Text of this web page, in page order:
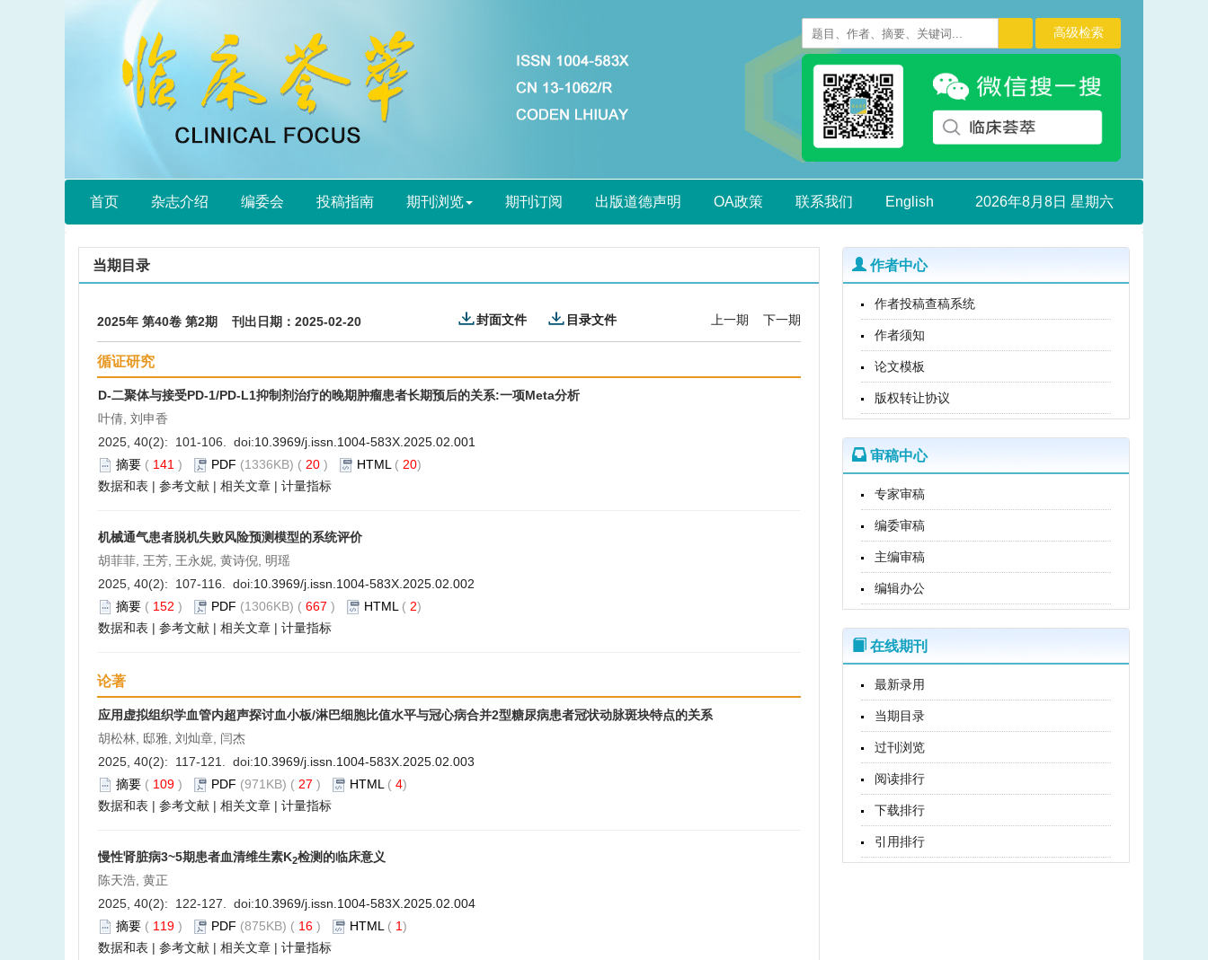
首页 杂志介绍 编委会 投稿指南 期刊浏览 期刊订阅 出版道德声明 OA政策 联系我们 English 2026年8月8日 星期六
当期目录
2025年 第40卷 第2期 刊出日期：2025-02-20 封面文件 目录文件 上一期 下一期
循证研究
D-二聚体与接受PD-1/PD-L1抑制剂治疗的晚期肿瘤患者长期预后的关系:一项Meta分析
叶倩, 刘申香
2025, 40(2): 101-106. doi:10.3969/j.issn.1004-583X.2025.02.001
摘要 ( 141 ) PDF (1336KB) ( 20 ) HTML ( 20)
数据和表 | 参考文献 | 相关文章 | 计量指标
机械通气患者脱机失败风险预测模型的系统评价
胡菲菲, 王芳, 王永妮, 黄诗倪, 明瑶
2025, 40(2): 107-116. doi:10.3969/j.issn.1004-583X.2025.02.002
摘要 ( 152 ) PDF (1306KB) ( 667 ) HTML ( 2)
数据和表 | 参考文献 | 相关文章 | 计量指标
论著
应用虚拟组织学血管内超声探讨血小板/淋巴细胞比值水平与冠心病合并2型糖尿病患者冠状动脉斑块特点的关系
胡松林, 邸雅, 刘灿章, 闫杰
2025, 40(2): 117-121. doi:10.3969/j.issn.1004-583X.2025.02.003
摘要 ( 109 ) PDF (971KB) ( 27 ) HTML ( 4)
数据和表 | 参考文献 | 相关文章 | 计量指标
慢性肾脏病3~5期患者血清维生素K2检测的临床意义
陈天浩, 黄正
2025, 40(2): 122-127. doi:10.3969/j.issn.1004-583X.2025.02.004
摘要 ( 119 ) PDF (875KB) ( 16 ) HTML ( 1)
数据和表 | 参考文献 | 相关文章 | 计量指标
作者中心
作者投稿查稿系统
作者须知
论文模板
版权转让协议
审稿中心
专家审稿
编委审稿
主编审稿
编辑办公
在线期刊
最新录用
当期目录
过刊浏览
阅读排行
下载排行
引用排行